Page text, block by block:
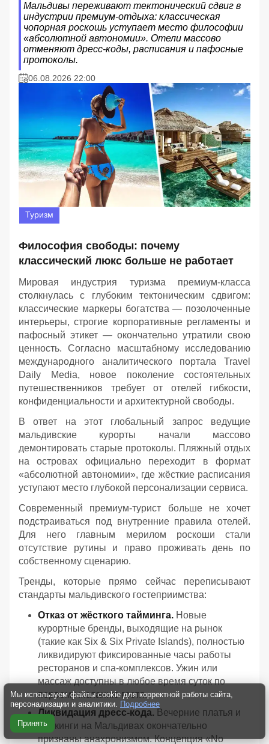
Мальдивы переживают тектонический сдвиг в
индустрии премиум-отдыха: классическая
чопорная роскошь уступает место философии
«абсолютной автономии». Отели массово
отменяют дресс-коды, расписания и пафосные
протоколы.
06.08.2026 22:00
Туризм
Философия свободы: почему
классический люкс больше не работает
Мировая индустрия туризма премиум-класса
столкнулась с глубоким тектоническим сдвигом:
классические маркеры богатства — позолоченные
интерьеры, строгие корпоративные регламенты и
пафосный этикет — окончательно утратили свою
ценность. Согласно масштабному исследованию
международного аналитического портала Travel
Daily Media, новое поколение состоятельных
путешественников требует от отелей гибкости,
конфиденциальности и архитектурной свободы.
В ответ на этот глобальный запрос ведущие
мальдивские курорты начали массово
демонтировать старые протоколы. Пляжный отдых
на островах официально переходит в формат
«абсолютной автономии», где жёсткие расписания
уступают место глубокой персонализации сервиса.
Современный премиум-турист больше не хочет
подстраиваться под внутренние правила отелей.
Для него главным мерилом роскоши стали
отсутствие рутины и право проживать день по
собственному сценарию.
Тренды, которые прямо сейчас переписывают
стандарты мальдивского гостеприимства:
Отказ от жёсткого тайминга. Новые
курортные бренды, выходящие на рынок
(такие как Six & Six Private Islands), полностью
ликвидируют фиксированные часы работы
ресторанов и спа-комплексов. Ужин или
массаж доступны в любое время суток по
первому желанию гостя.
Ликвидация дресс-кода. Вечерние платья и
смокинги на Мальдивах окончательно
признаны анахронизмом. Концепция «No
Мы используем файлы cookie для корректной работы сайта,
персонализации и аналитики. Подробнее
Принять